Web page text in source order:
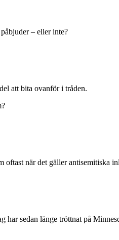
– eller inte?
att bita ovanför i tråden.
när det gäller antisemitiska
har sedan länge tröttnat på